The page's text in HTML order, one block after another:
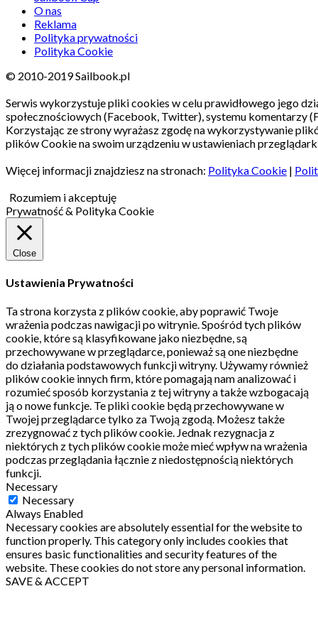
O nas
Reklama
Polityka prywatności
Polityka Cookie
© 2010-2019 Sailbook.pl
Serwis wykorzystuje pliki cookies w celu prawidłowego jego
społecznościowych (Facebook, Twitter), systemu komentarzy
Korzystając ze strony wyrażasz zgodę na wykorzystywanie
plików Cookie na swoim urządzeniu w ustawieniach
Więcej informacji znajdziesz na stronach: Polityka Cookie |
Rozumiem i akceptuję
Prywatność & Polityka Cookie
Close
Ustawienia Prywatności
Ta strona korzysta z plików cookie, aby poprawić Twoje
wrażenia podczas nawigacji po witrynie.Spośród tych plików
cookie, które są klasyfikowane jako niezbędne, są
przechowywane w przeglądarce, ponieważ są one niezbędne
do działania podstawowych funkcji witryny. Używamy również
plików cookie innych firm, które pomagają nam analizować i
rozumieć sposób korzystania z tej witryny a także wzbogacają
ją o nowe funkcje. Te pliki cookie będą przechowywane w
Twojej przeglądarce tylko za Twoją zgodą. Możesz także
zrezygnować z tych plików cookie. Jednak rezygnacja z
niektórych z tych plików cookie może mieć wpływ na wrażenia
podczas przeglądania łącznie z niedostępnością niektórych
funkcji.
Necessary
Necessary
Always Enabled
Necessary cookies are absolutely essential for the website to
function properly. This category only includes cookies that
ensures basic functionalities and security features of the
website. These cookies do not store any personal information.
SAVE & ACCEPT